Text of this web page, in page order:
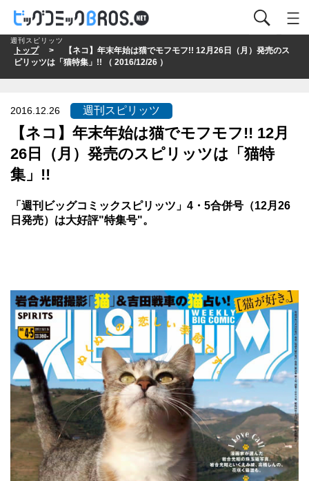
トップ> 【ネコ】年末年始は猫でモフモフ!! 12月26日（月）発売のス
ピリッツは「猫特集」!! （ 2016/12/26 ）
週刊スピリッツ
2016.12.26
【ネコ】年末年始は猫でモフモフ!! 12月
26日（月）発売のスピリッツは「猫特
集」!!
週刊スピリッツ
「週刊ビッグコミックスピリッツ」4・5合併号（12月26
日発売）は大好評"特集号"。